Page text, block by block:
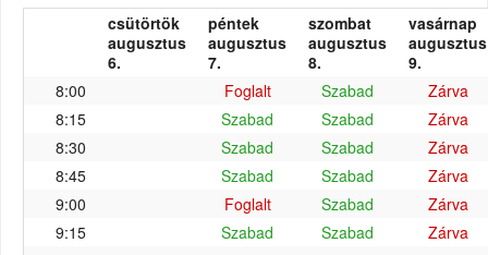
csütörtök
augusztus
6.
péntek
augusztus
7.
szombat
augusztus
8.
vasárnap
augusztus
9.
8:00
Foglalt Szabad
Zárva
8:15
Szabad Szabad
Zárva
8:30
Szabad Szabad
Zárva
8:45
Szabad Szabad
Zárva
9:00
Foglalt Szabad
Zárva
9:15
Szabad Szabad
Zárva